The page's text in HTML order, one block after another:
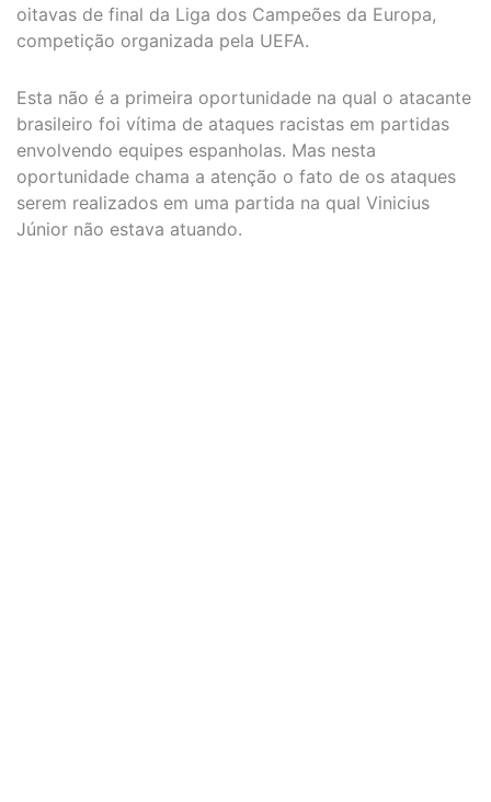
oitavas de final da Liga dos Campeões da Europa,
competição organizada pela UEFA.
Esta não é a primeira oportunidade na qual o atacante
brasileiro foi vítima de ataques racistas em partidas
envolvendo equipes espanholas. Mas nesta
oportunidade chama a atenção o fato de os ataques
serem realizados em uma partida na qual Vinicius
Júnior não estava atuando.